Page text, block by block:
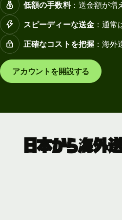
低額の手数料：送金額が増
スピーディーな送金：通常
正確なコストを把握：海外
アカウントを開設する
日本から海外